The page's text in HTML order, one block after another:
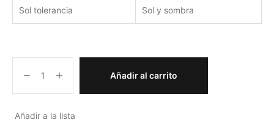
Sol tolerancia Sol y sombra
Añadir al carrito
Añadir a la lista